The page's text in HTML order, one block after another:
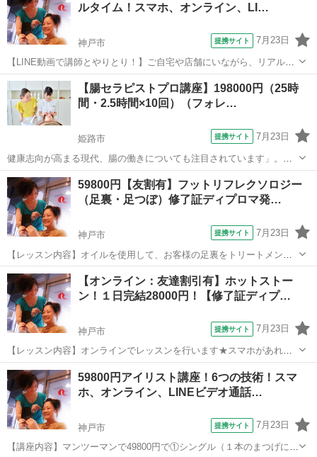
ルタイム！スマホ、オンライン、LI…
神戸市 提携サイト 7月23日
【LINE動画で講師とやりとり！】ご自宅や店舗にいながら、リアルタ
イムでレッスン！ご予約頂いたら講師とLINEでつながり、実際の通学
レッスンと同じように学習していきます。スマホで簡単にできるの
で、PC操作など不要です。お友達...
兵庫 神戸市 エステ
【腸セラピストプロ講座】198000円（25時
間・2.5時間×10回）（フォレ…
姫路市 提携サイト 7月23日
健康志向が高まる現代、腸の働きについても注目されています」。こ
の講座は『腸活』という大きなテーマを食事・ストレス・マッサージ
の3つを中心に目的別に分けて学んでいきます。 入門編・実践編に加
えビジネスに特化したセラピストプロ...
兵庫 姫路市 マッサージ
59800円【友割有】フットリフレクソロジー
（足裏・足つぼ）修了証ディプロマ発…
神戸市 提携サイト 7月23日
【レッスン内容】オイルを使用して、お客様の足裏をトリートメント
します。ショートコースは1日。ロングコースは2日間に分けて、マン
ツーマンレッスンです。ショートコースは、片足24の反射区及びオー
プニング、エンディング等の技術を習...
兵庫 神戸市
【オンライン：友達割引有】ホットストー
ン！１日完結28000円！【修了証ディプ…
神戸市 提携サイト 7月23日
【レッスン内容】オンラインでレッスンを行います★スマホがあれば
OKです！専用のストーンとオイルを用いて行います。レッスンは学科
と実技を行い、安全性を重視した内容になっておりオリジナルテクニ
ックも追加！温熱効果で心も身体もリラ...
兵庫 神戸市 マッサージ
59800円アイリスト講座！6つの技術！スマ
ホ、オンライン、LINEビデオ通話…
神戸市 提携サイト 7月23日
【講座内容】マンツーマンで49800円で①シングル（１本のまつげに１